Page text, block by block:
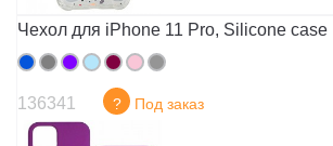
Чехол для iPhone 11 Pro, Silicone case
136341 ? Под заказ